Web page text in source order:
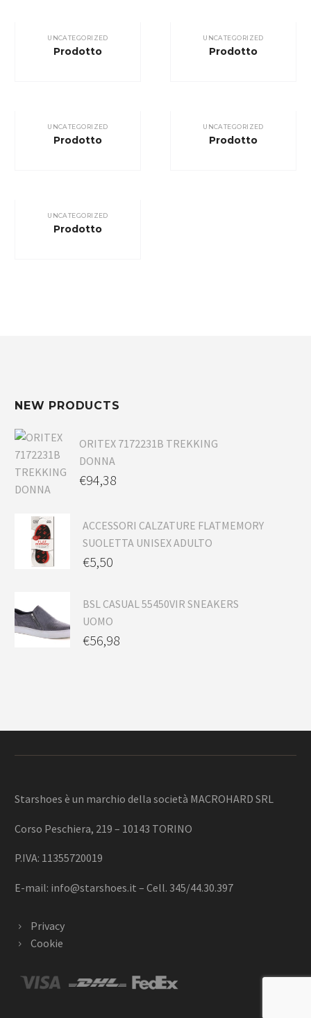
UNCATEGORIZED
Prodotto
UNCATEGORIZED
Prodotto
UNCATEGORIZED
Prodotto
UNCATEGORIZED
Prodotto
UNCATEGORIZED
Prodotto
NEW PRODUCTS
ORITEX 7172231B TREKKING
DONNA
€94,38
ACCESSORI CALZATURE FLATMEMORY
SUOLETTA UNISEX ADULTO
€5,50
BSL CASUAL 55450VIR SNEAKERS
UOMO
€56,98
Starshoes è un marchio della società MACROHARD SRL
Corso Peschiera, 219 – 10143 TORINO
P.IVA: 11355720019
E-mail: info@starshoes.it – Cell. 345/44.30.397
Privacy
Cookie